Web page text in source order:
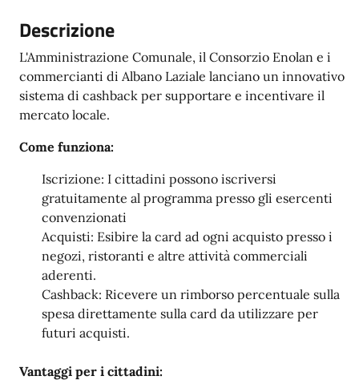
Descrizione
L'Amministrazione Comunale, il Consorzio Enolan e i
commercianti di Albano Laziale lanciano un innovativo
sistema di cashback per supportare e incentivare il
mercato locale.
Come funziona:
Iscrizione: I cittadini possono iscriversi
gratuitamente al programma presso gli esercenti
convenzionati
Acquisti: Esibire la card ad ogni acquisto presso i
negozi, ristoranti e altre attività commerciali
aderenti.
Cashback: Ricevere un rimborso percentuale sulla
spesa direttamente sulla card da utilizzare per
futuri acquisti.
Vantaggi per i cittadini: